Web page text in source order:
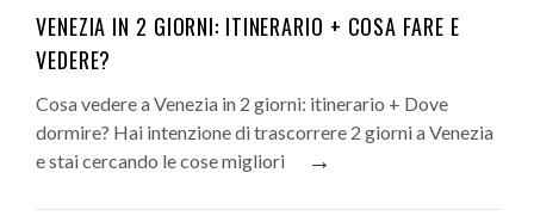
VENEZIA IN 2 GIORNI: ITINERARIO + COSA FARE E
VEDERE?
Cosa vedere a Venezia in 2 giorni: itinerario + Dove
dormire? Hai intenzione di trascorrere 2 giorni a Venezia
e stai cercando le cose migliori
→